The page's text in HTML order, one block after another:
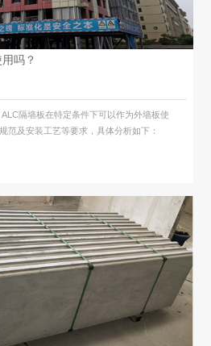
吗？
隔墙板在特定条件下可以作为外墙板使
范及安装工艺等要求，具体分析如下：